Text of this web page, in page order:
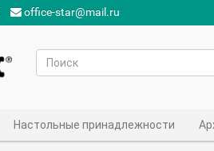
office-star@mail.ru
Настольные принадлежности